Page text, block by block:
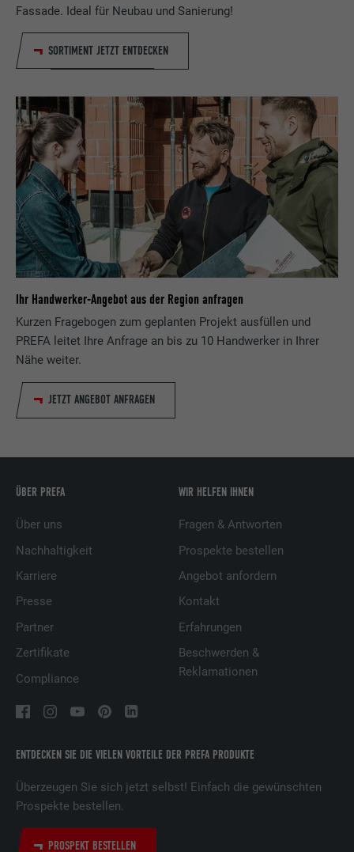
Fassade. Ideal für Neubau und Sanierung!
SORTIMENT JETZT ENTDECKEN
Ihr Handwerker-Angebot aus der Region anfragen
Kurzen Fragebogen zum geplanten Projekt ausfüllen und
PREFA leitet Ihre Anfrage an bis zu 10 Handwerker in Ihrer
Nähe weiter.
JETZT ANGEBOT ANFRAGEN
ENTDECKEN SIE DIE VIELEN VORTEILE DER PREFA PRODUKTE
Überzeugen Sie sich jetzt selbst! Einfach die gewünschten
Prospekte bestellen.
PROSPEKT BESTELLEN
ÜBER PREFA
Über uns
Nachhaltigkeit
Karriere
Presse
Partner
Zertifikate
Compliance
WIR HELFEN IHNEN
Fragen & Antworten
Prospekte bestellen
Angebot anfordern
Kontakt
Erfahrungen
Beschwerden &
Reklamationen